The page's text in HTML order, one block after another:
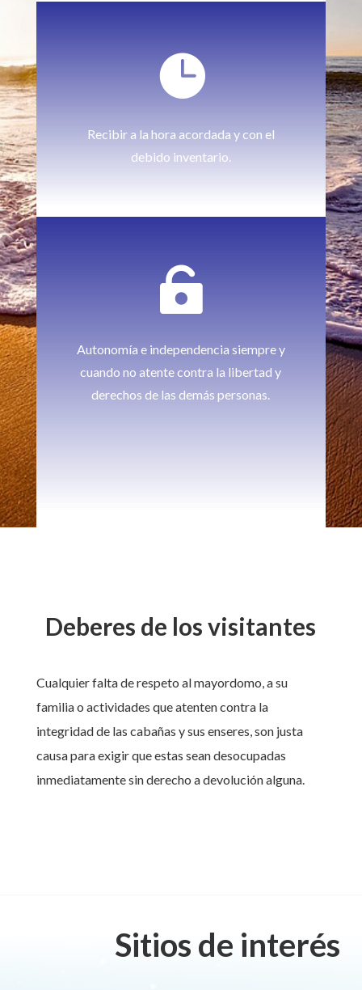

Recibir a la hora acordada y con el
debido inventario.

Autonomía e independencia siempre y
cuando no atente contra la libertad y
derechos de las demás personas.
Deberes de los visitantes
Cualquier falta de respeto al mayordomo, a su
familia o actividades que atenten contra la
integridad de las cabañas y sus enseres, son justa
causa para exigir que estas sean desocupadas
inmediatamente sin derecho a devolución alguna.
Sitios de interés